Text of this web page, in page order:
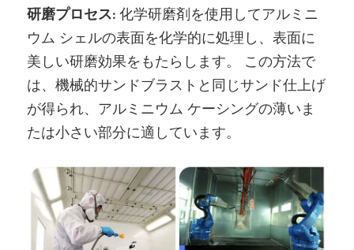
研磨プロセス:化学研磨剤を使用してアルミニ
ウム シェルの表面を化学的に処理し、表面に
美しい研磨効果をもたらします。 この方法で
は、機械的サンドブラストと同じサンド仕上げ
が得られ、アルミニウム ケーシングの薄いま
たは小さい部分に適しています。